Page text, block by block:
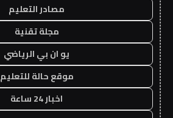
مصادر التعليم
مجلة تقنية
يو ان بي الرياضي
موقع حالة للتعليم
اخبار 24 ساعة